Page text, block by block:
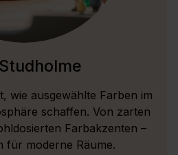
wie ausgewählte Farben im
schaffen. Von zarten
Farbakzenten –
für moderne Räume.